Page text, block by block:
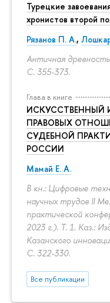
Турецкие
хронистов второй
Рязанов П. А.,
Античная
С. 355-373.
Глава в книге
ИСКУССТВЕННЫЙ
ПРАВОВЫХ
СУДЕБНОЙ
РОССИИ
Мамай Е. А.
В кн.: Цифровые
научных трудов II
практической
2023 г.). Т. 1. Каз.:
Казанского
С. 322-330.
Все публикации